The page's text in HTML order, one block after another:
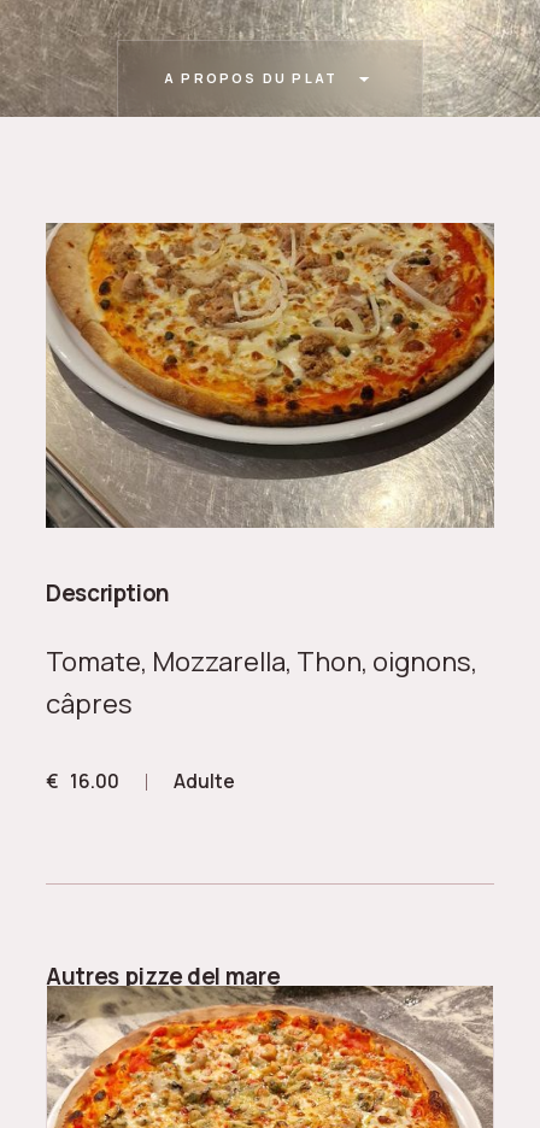
A PROPOS DU PLAT
Description
Tomate, Mozzarella, Thon, oignons,
câpres
€ 16.00 Adulte
Autres pizze del mare